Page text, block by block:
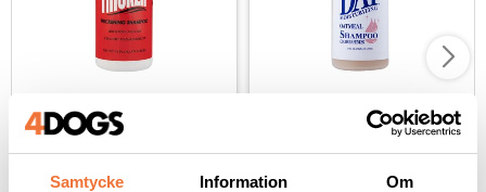
Samtycke Information Om
Chris Christensen Thick
N Thicker schampo -
473 ml
Hundschampo som ger pälsen volym och fyllighet
Chris Christensen Day
to Day Moisturizing
schampo - 473 ml
Mycket milt med kolloidalt havremjöl